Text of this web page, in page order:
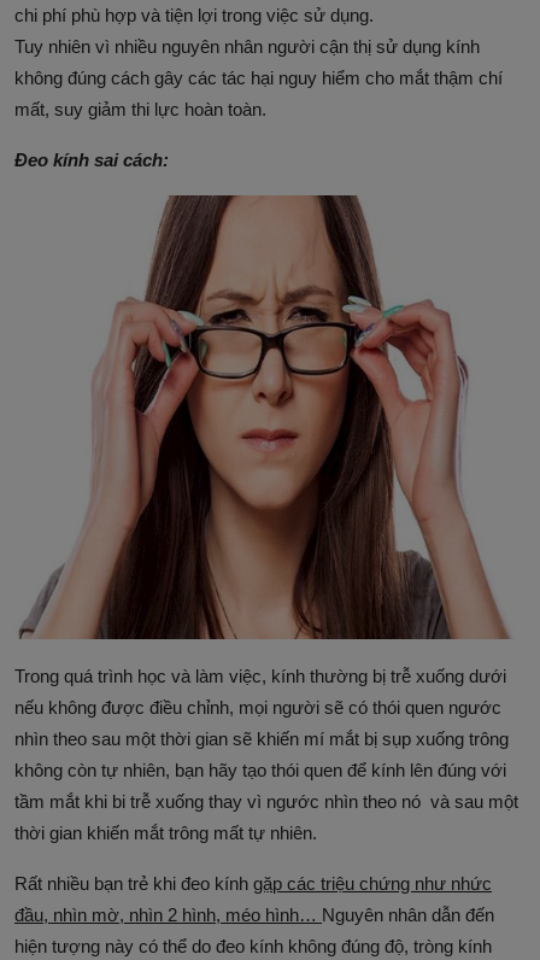
chi phí phù hợp và tiện lợi trong việc sử dụng.
Tuy nhiên vì nhiều nguyên nhân người cận thị sử dụng kính
không đúng cách gây các tác hại nguy hiểm cho mắt thậm chí
mất, suy giảm thi lực hoàn toàn.
Đeo kính sai cách:
Trong quá trình học và làm việc, kính thường bị trễ xuống dưới
nếu không được điều chỉnh, mọi người sẽ có thói quen ngước
nhìn theo sau một thời gian sẽ khiến mí mắt bị sụp xuống trông
không còn tự nhiên, bạn hãy tạo thói quen để kính lên đúng với
tầm mắt khi bi trễ xuống thay vì ngước nhìn theo nó và sau một
thời gian khiến mắt trông mất tự nhiên.
Rất nhiều bạn trẻ khi đeo kính gặp các triệu chứng như nhức
đầu, nhìn mờ, nhìn 2 hình, méo hình… Nguyên nhân dẫn đến
hiện tượng này có thể do đeo kính không đúng độ, tròng kính